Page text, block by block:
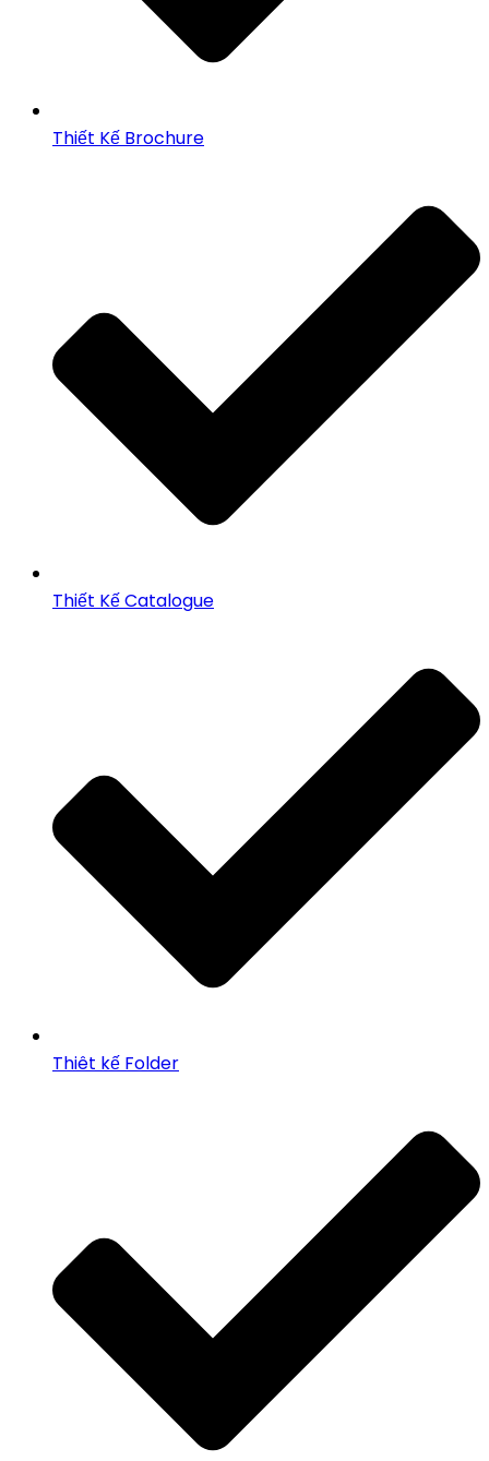
Thiết Kế Brochure
Thiết Kế Catalogue
Thiêt kế Folder